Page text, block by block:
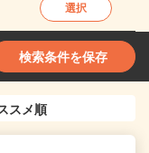
選択
検索条件を保存